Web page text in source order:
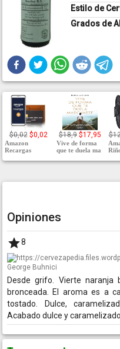
Estilo de
Grados de
$0,02 $0,02
Amazon
Recargas
$18,9 $17,95
Vive de forma
que te duela ma
Opiniones
8
George Buhnici
Desde grifo. Vierte naranja
bronceada. El aroma es a
tostado. Dulce,
Acabado dulce y caramelizado.